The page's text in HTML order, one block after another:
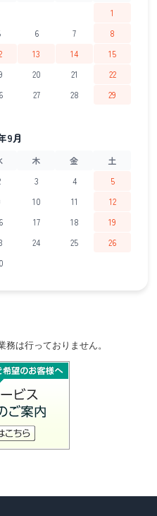
1
6 7
8
13 14
15
20 21
22
27 28
29
9月
木 金
土
3 4
5
10 11
12
17 18
19
24 25
26
は行っておりません。